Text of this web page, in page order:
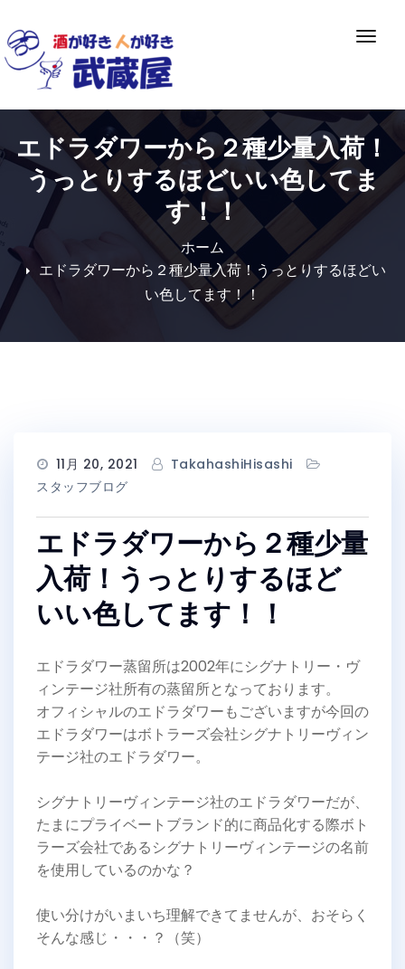
to
content
ナ
ー
シ
ョ
ン
切
り
エドラダワーから２種少量入荷！
うっとりするほどいい色してま
す！！
ホーム
エドラダワーから２種少量入荷！うっとりするほどい
い色してます！！
11月 20, 2021
TakahashiHisashi
スタッフブログ
エドラダワーから２種少量
入荷！うっとりするほど
いい色してます！！
エドラダワー蒸留所は2002年にシグナトリー・ヴ
ィンテージ社所有の蒸留所となっております。
オフィシャルのエドラダワーもございますが今回の
エドラダワーはボトラーズ会社シグナトリーヴィン
テージ社のエドラダワー。
シグナトリーヴィンテージ社のエドラダワーだが、
たまにプライベートブランド的に商品化する際ボト
ラーズ会社であるシグナトリーヴィンテージの名前
を使用しているのかな？
使い分けがいまいち理解できてませんが、おそらく
そんな感じ・・・？（笑）